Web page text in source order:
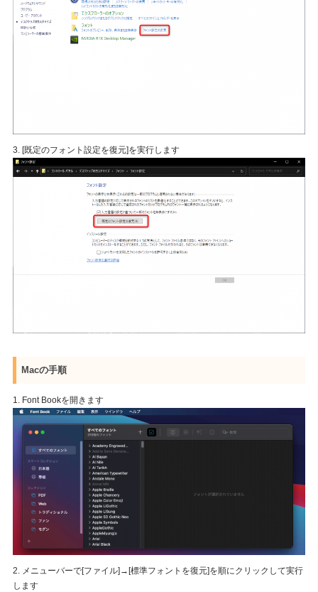
3. [既定のフォント設定を復元]を実行します
Macの手順
1. Font Bookを開きます
2. メニューバーで[ファイル]→[標準フォントを復元]を順にクリックして実行
します